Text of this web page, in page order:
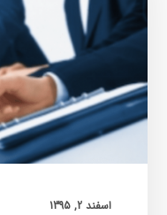
اسفند 2, 1395